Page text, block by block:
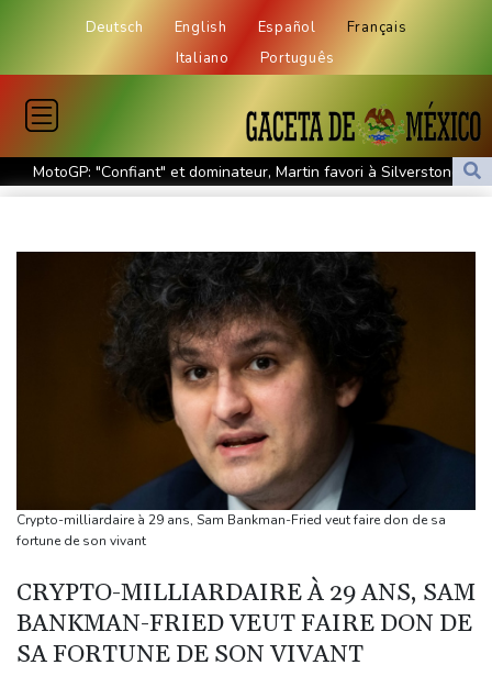
Deutsch English Español
Français
Italiano
Português
MotoGP: "Confiant" et dominateur, Martin favori à Silverstone
Tour de France: Vollering domine Niewiadoma à Nice et endosse
Retour timide des touristes au Porge, encore meurtri par le
Zelensky avertit que l'hiver sera difficile pour l'Ukraine, 4 morts
dans des frappes dans la région de Kiev
Que peut-on attendre du pacte de défense scellé par Ryad,
Ankara et Islamabad?
Foot: le père et agent de Lionel Messi décède à l'âge de 68 ans
Hongrie : le "juge qui a dit non" à Orban choisi par le camp
Magyar pour devenir président
Euro de natation: Léon Marchand forfait sur les 200 et 400 m
Angleterre: le milieu brésilien Bruno Guimaraes rejoint Arsenal
Tour de France: la lauréate sortante Pauline Ferrand-Prévot
abandonne avant la 8e étape
Crypto-milliardaire à 29 ans, Sam Bankman-Fried veut faire don de sa
fortune de son vivant
CRYPTO-MILLIARDAIRE À 29 ANS, SAM
BANKMAN-FRIED VEUT FAIRE DON DE
SA FORTUNE DE SON VIVANT